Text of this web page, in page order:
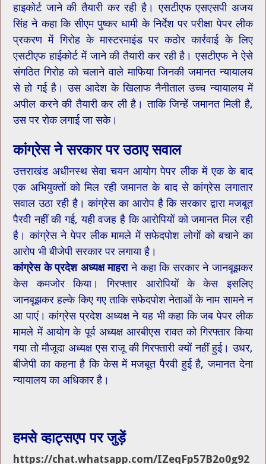
हाइकोर्ट जाने की तैयारी कर रही है। एसटीएफ एसएसपी अजय
सिंह ने कहा कि सीएम पुष्कर धामी के निर्देश पर परीक्षा पेपर लीक
प्रकरण में गिरोह के मास्टरमाइंड पर कठोर कार्रवाई के लिए
एसटीएफ हाईकोर्ट में जाने की तैयारी कर रही है। एसटीएफ ने ऐसे
संगठित गिरोह को चलाने वाले माफिया जिनकी जमानत न्यायालय
से हो गई है। उस आदेश के खिलाफ नैनीताल उच्च न्यायालय में
अपील करने की तैयारी कर ली है। ताकि जिन्हें जमानत मिली है,
उस पर रोक लगाई जा सके।
कांग्रेस ने सरकार पर उठाए सवाल
उत्तराखंड अधीनस्थ सेवा चयन आयोग पेपर लीक में एक के बाद
एक अभियुक्तों को मिल रही जमानत के बाद से कांग्रेस लगातार
सवाल उठा रही है। कांग्रेस का आरोप है कि सरकार द्वारा मजबूत
पैरवी नहीं की गई, यही वजह है कि आरोपियों को जमानत मिल रही
है। कांग्रेस ने पेपर लीक मामले में सफेदपोश लोगों को बचाने का
आरोप भी बीजेपी सरकार पर लगाया है।
कांग्रेस के प्रदेश अध्यक्ष माहराने कहा कि सरकार ने जानबूझकर
केस कमजोर किया। गिरफ्तार आरोपियों के केस इसलिए
जानबूझकर हल्के किए गए ताकि सफेदपोश नेताओं के नाम सामने न
आ पाएं। कांग्रेस प्रदेश अध्यक्ष ने यह भी कहा कि जब पेपर लीक
मामले में आयोग के पूर्व अध्यक्ष आरबीएस रावत को गिरफ्तार किया
गया तो मौजूदा अध्यक्ष एस राजू की गिरफ्तारी क्यों नहीं हुई। उधर,
बीजेपी का कहना है कि केस में मजबूत पैरवी हुई है, जमानत देना
न्यायालय का अधिकार है।
हमसे व्हाट्सएप पर जुड़ें
https://chat.whatsapp.com/IZeqFp57B2o0g92